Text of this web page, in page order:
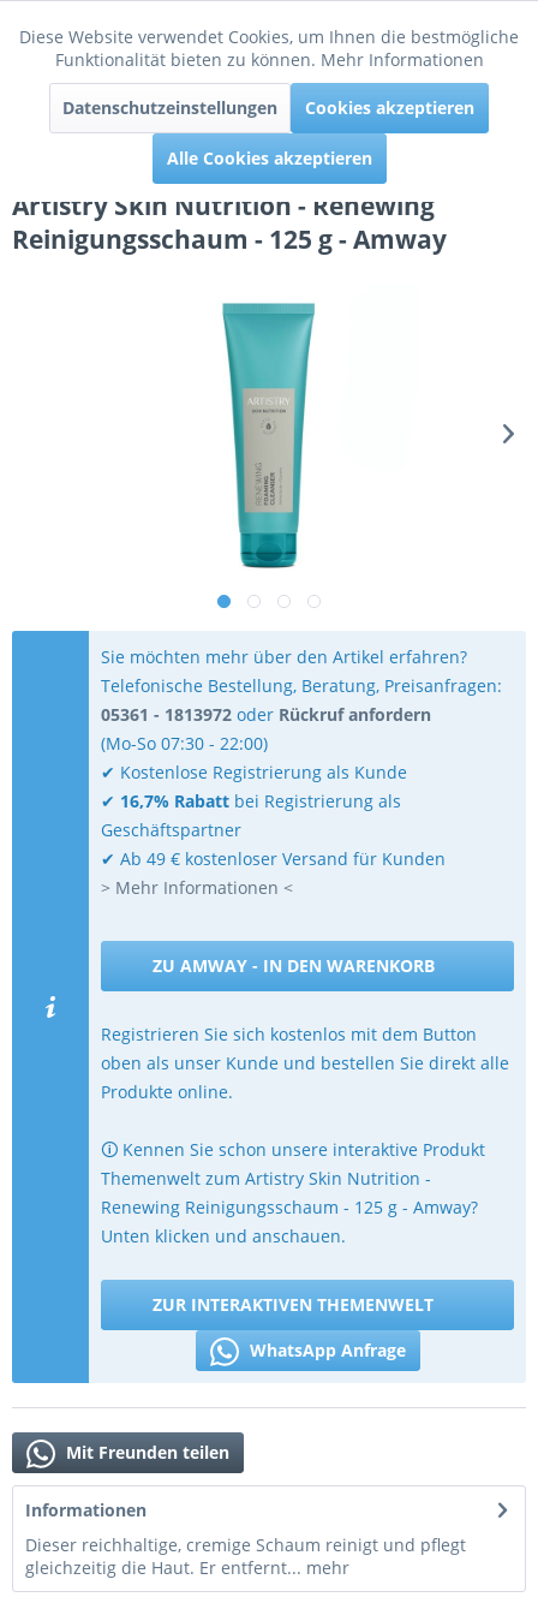
Menü
Artistry Skin Nutrition - Renewing
Reinigungsschaum - 125 g - Amway
Sie möchten mehr über den Artikel erfahren?
Telefonische Bestellung, Beratung, Preisanfragen:
05361 - 1813972 oder Rückruf anfordern
(Mo-So 07:30 - 22:00)
✔ Kostenlose Registrierung als Kunde
✔ 16,7% Rabatt bei Registrierung als
Geschäftspartner
✔ Ab 49 € kostenloser Versand für Kunden
> Mehr Informationen <
ZU AMWAY - IN DEN WARENKORB
Registrieren Sie sich kostenlos mit dem Button
oben als unser Kunde und bestellen Sie direkt alle
Produkte online.
🛈 Kennen Sie schon unsere interaktive Produkt
Themenwelt zum Artistry Skin Nutrition -
Renewing Reinigungsschaum - 125 g - Amway?
Unten klicken und anschauen.
ZUR INTERAKTIVEN THEMENWELT
WhatsApp Anfrage
Mit Freunden teilen
Informationen
Dieser reichhaltige, cremige Schaum reinigt und pflegt
gleichzeitig die Haut. Er entfernt... mehr
Funktionale Aktiv
Tracking Inaktiv
Diese Website verwendet Cookies, um Ihnen die bestmögliche
Funktionalität bieten zu können. Mehr Informationen
Datenschutzeinstellungen Cookies akzeptieren
Alle Cookies akzeptieren